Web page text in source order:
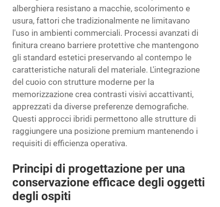
alberghiera resistano a macchie, scolorimento e
usura, fattori che tradizionalmente ne limitavano
l'uso in ambienti commerciali. Processi avanzati di
finitura creano barriere protettive che mantengono
gli standard estetici preservando al contempo le
caratteristiche naturali del materiale. L'integrazione
del cuoio con strutture moderne per la
memorizzazione crea contrasti visivi accattivanti,
apprezzati da diverse preferenze demografiche.
Questi approcci ibridi permettono alle strutture di
raggiungere una posizione premium mantenendo i
requisiti di efficienza operativa.
Principi di progettazione per una
conservazione efficace degli oggetti
degli ospiti